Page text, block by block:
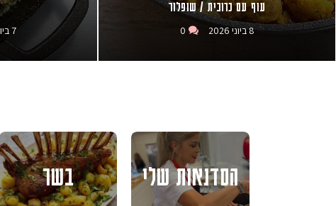
עוף עם כרובית / שופלור
8 ביוני 2026 0 7 ביוני 2026
בשר הסדנאות שלי